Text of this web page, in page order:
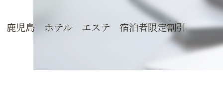
鹿児島 ホテル エステ 宿泊者限定割引